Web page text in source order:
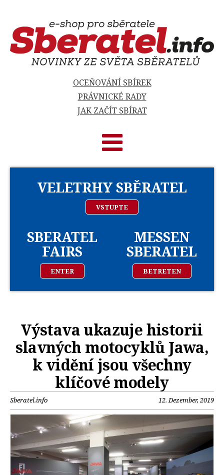
OCEŇOVÁNÍ SBÍREK
PRÁVNICKÉ RADY
JAK ZAČÍT SBÍRAT
VELETRHY SBĚRATEL
VSTUPTE
SBERATEL
FAIRS
ENTER
MESSEN
SBERATEL
BETRETEN
Výstava ukazuje historii
slavných motocyklů Jawa,
k vidění jsou všechny
klíčové modely
Sberatel.info 12. Dezember, 2019